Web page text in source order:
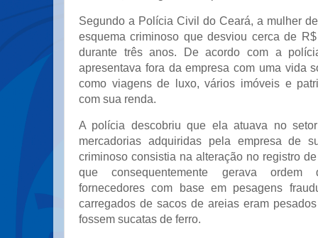
Segundo a Polícia Civil do Ceará, a mulher
esquema criminoso que desviou cerca de
durante três anos. De acordo com a
apresentava fora da empresa com uma vida
como viagens de luxo, vários imóveis e
com sua renda.
A polícia descobriu que ela atuava no
mercadorias adquiridas pela empresa de
criminoso consistia na alteração no registro
que consequentemente gerava
fornecedores com base em pesagens
carregados de sacos de areias eram
fossem sucatas de ferro.